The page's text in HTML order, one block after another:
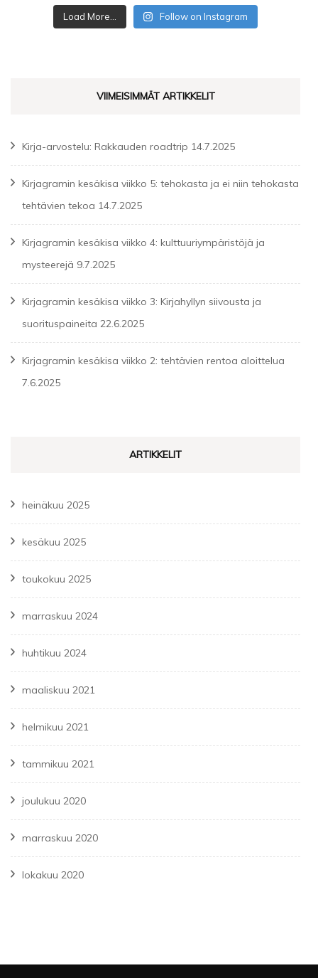
Load More... Follow on Instagram
VIIMEISIMMÄT ARTIKKELIT
Kirja-arvostelu: Rakkauden roadtrip 14.7.2025
Kirjagramin kesäkisa viikko 5: tehokasta ja ei niin tehokasta
tehtävien tekoa 14.7.2025
Kirjagramin kesäkisa viikko 4: kulttuuriympäristöjä ja
mysteerejä 9.7.2025
Kirjagramin kesäkisa viikko 3: Kirjahyllyn siivousta ja
suorituspaineita 22.6.2025
Kirjagramin kesäkisa viikko 2: tehtävien rentoa aloittelua
7.6.2025
ARTIKKELIT
heinäkuu 2025
kesäkuu 2025
toukokuu 2025
marraskuu 2024
huhtikuu 2024
maaliskuu 2021
helmikuu 2021
tammikuu 2021
joulukuu 2020
marraskuu 2020
lokakuu 2020